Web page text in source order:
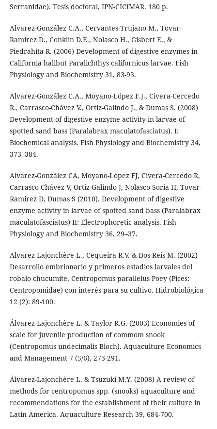
Serranidae). Tesis doctoral, IPN-CICIMAR. 180 p.
Alvarez-González C.A., Cervantes-Trujano M., Tovar-
Ramírez D., Conklin D.E., Nolasco H., Gisbert E., &
Piedrahita R. (2006) Development of digestive enzymes in
California halibut Paralichthys californicus larvae. Fish
Physiology and Biochemistry 31, 83-93.
Alvarez-González C.A., Moyano-López F.J., Civera-Cercedo
R., Carrasco-Chávez V., Ortiz-Galindo J., & Dumas S. (2008)
Development of digestive enzyme activity in larvae of
spotted sand bass (Paralabrax maculatofasciatus). I:
Biochemical analysis. Fish Physiology and Biochemistry 34,
373–384.
Alvarez-González CA, Moyano-López FJ, Civera-Cercedo R,
Carrasco-Chávez V, Ortiz-Galindo J, Nolasco-Soria H, Tovar-
Ramirez D, Dumas S (2010). Development of digestive
enzyme activity in larvae of spotted sand bass (Paralabrax
maculatofasciatus) II: Electrophoretic analysis. Fish
Physiology and Biochemistry 36, 29–37.
Alvarez-Lajonchère L., Cequeira R.V. & Dos Reis M. (2002)
Desarrollo embrionario y primeros estadios larvales del
robalo chucumite, Centropomus parallelus Poey (Pices:
Centropomidae) con interés para su cultivo. Hidrobiológica
12 (2): 89-100.
Álvarez-Lajonchère L. & Taylor R.G. (2003) Economies of
scale for juvenile production of commom snook
(Centropomus undecimalis Bloch). Aquaculture Economics
and Management 7 (5/6), 273-291.
Álvarez-Lajonchère L. & Tsuzuki M.Y. (2008) A review of
methods for centropomus spp. (snooks) aquaculture and
recommendations for the establishment of their culture in
Latin America. Aquaculture Research 39, 684-700.